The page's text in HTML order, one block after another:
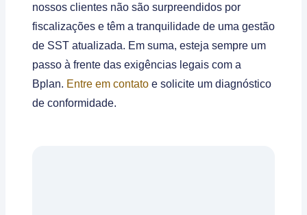
nossos clientes não são surpreendidos por
fiscalizações e têm a tranquilidade de uma gestão
de SST atualizada. Em suma, esteja sempre um
passo à frente das exigências legais com a
Bplan. Entre em contatoe solicite um diagnóstico
de conformidade.